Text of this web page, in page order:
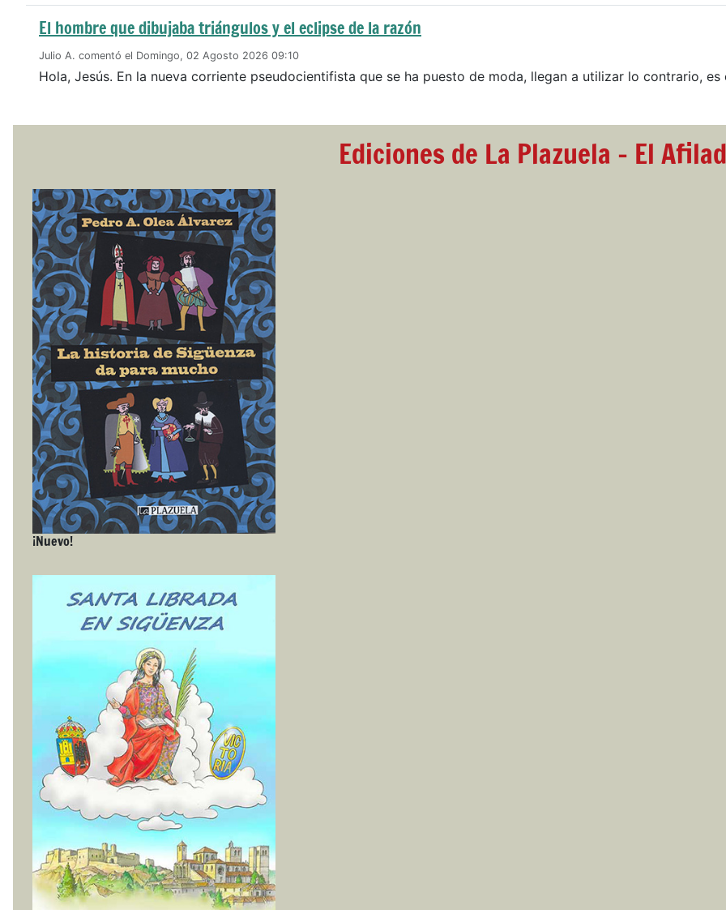
El hombre que dibujaba triángulos y el eclipse de la razón
Julio A. comentó el Domingo, 02 Agosto 2026 09:10
Hola, Jesús. En la nueva corriente pseudocientifista que se ha puesto de moda, llegan a utilizar lo contrario,
Ediciones de La Plazuela - El
¡Nuevo!